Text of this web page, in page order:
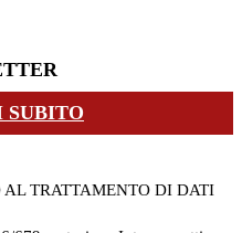
AL TRATTAMENTO DI DATI